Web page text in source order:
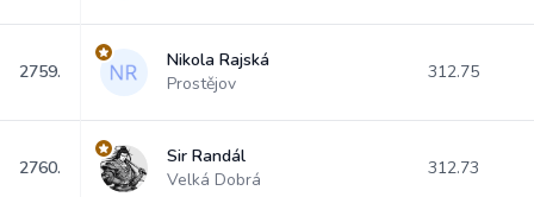
2759.
Nikola Rajská
Prostějov
312.75
2760.
Sir Randál
Velká Dobrá
312.73